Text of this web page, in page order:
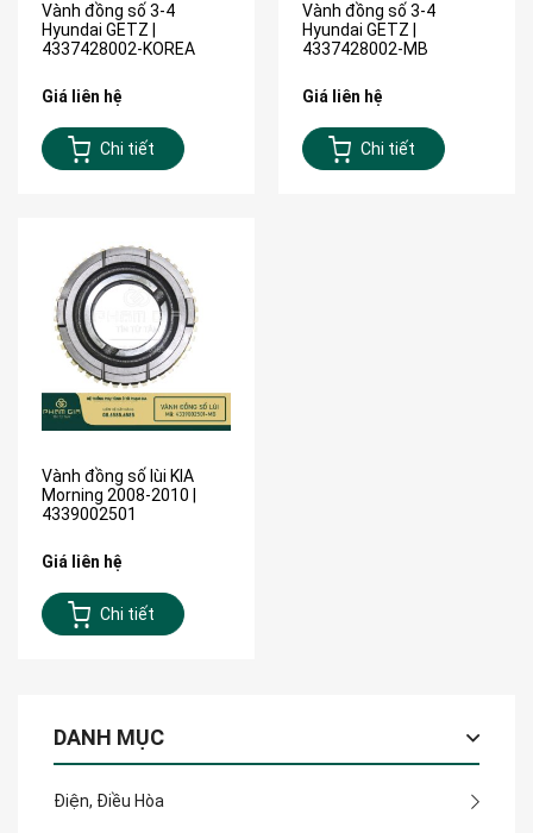
DANH MỤC
Điện, Điều Hòa
Vành đồng số 3-4
Hyundai GETZ |
4337428002-KOREA
Giá liên hệ
Chi tiết
Vành đồng số 3-4
Hyundai GETZ |
4337428002-MB
Giá liên hệ
Chi tiết
Vành đồng số lùi KIA
Morning 2008-2010 |
4339002501
Giá liên hệ
Chi tiết